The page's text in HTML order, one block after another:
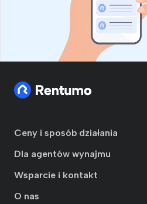
Ceny i sposób działania
Dla agentów wynajmu
Wsparcie i kontakt
O nas